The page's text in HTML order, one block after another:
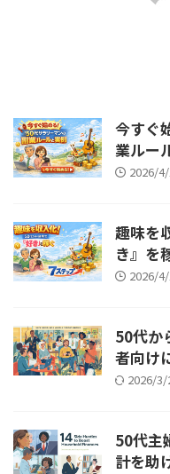
今すぐ
業ルー
2026/
趣味を
き』を
2026/
50代か
者向け
2026/3/
50代主
計を助